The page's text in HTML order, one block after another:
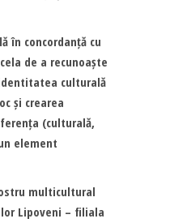
în concordanță cu
de a recunoaște
culturală
și crearea
(culturală,
element
multicultural
Lipoveni – filiala